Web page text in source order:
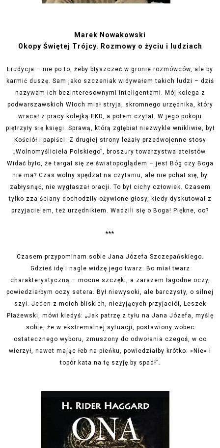
Marek Nowakowski
Okopy Świętej Trójcy. Rozmowy o życiu i ludziach
Erudycja – nie po to, żeby błyszczeć w gronie rozmówców, ale by
karmić duszę. Sam jako szczeniak widywałem takich ludzi – dziś
nazywam ich bezinteresownymi inteligentami. Mój kolega z
podwarszawskich Włoch miał stryja, skromnego urzędnika, który
wracał z pracy kolejką EKD, a potem czytał. W jego pokoju
piętrzyły się księgi. Sprawą, którą zgłębiał niezwykle wnikliwie, był
Kościół i papiści. Z drugiej strony leżały przedwojenne stosy
„Wolnomyśliciela Polskiego”, broszury towarzystwa ateistów.
Widać było, że targał się ze światopoglądem – jest Bóg czy Boga
nie ma? Czas wolny spędzał na czytaniu, ale nie pchał się, by
zabłysnąć, nie wygłaszał oracji. To był cichy człowiek. Czasem
tylko zza ściany dochodziły ożywione głosy, kiedy dyskutował z
przyjacielem, też urzędnikiem. Wadzili się o Boga! Piękne, co?
***
Czasem przypominam sobie Jana Józefa Szczepańskiego.
Gdzieś idę i nagle widzę jego twarz. Bo miał twarz
charakterystyczną – mocne szczęki, a zarazem łagodne oczy,
powiedziałbym oczy setera. Był niewysoki, ale barczysty, o silnej
szyi. Jeden z moich bliskich, nieżyjących przyjaciół, Leszek
Płażewski, mówi kiedyś: „Jak patrzę z tyłu na Jana Józefa, myślę
sobie, że w ekstremalnej sytuacji, postawiony wobec
ostatecznego wyboru, zmuszony do odwołania czegoś, w co
wierzył, nawet mając łeb na pieńku, powiedziałby krótko: »Nie« i
topór kata na tę szyję by spadł”.